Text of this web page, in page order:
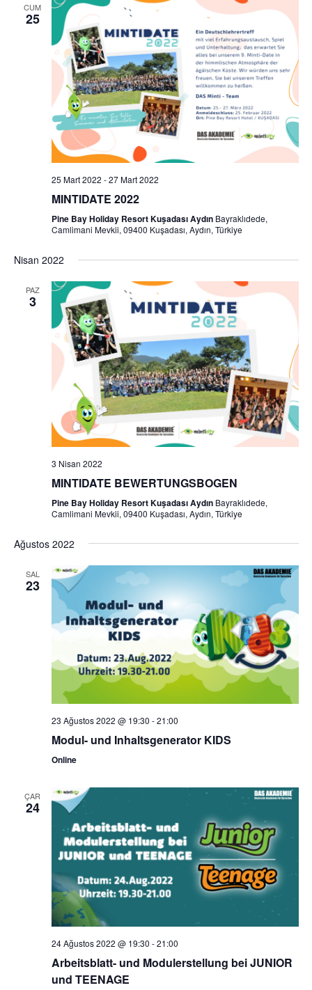
CUM
25
25 Mart 2022 -27 Mart 2022
MINTIDATE 2022
Pine Bay Holiday Resort Kuşadası Aydın Bayraklıdede,
Camlimani Mevkii, 09400 Kuşadası, Aydın, Türkiye
Nisan 2022
PAZ
3
3 Nisan 2022
MINTIDATE BEWERTUNGSBOGEN
Pine Bay Holiday Resort Kuşadası Aydın Bayraklıdede,
Camlimani Mevkii, 09400 Kuşadası, Aydın, Türkiye
Ağustos 2022
SAL
23
23 Ağustos 2022 @ 19:30 -21:00
Modul- und Inhaltsgenerator KIDS
Online
ÇAR
24
24 Ağustos 2022 @ 19:30 -21:00
Arbeitsblatt- und Modulerstellung bei JUNIOR
und TEENAGE